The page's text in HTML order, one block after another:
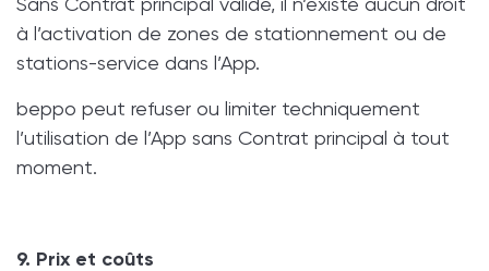
Sans Contrat principal valide, il n’existe aucun droit
à l’activation de zones de stationnement ou de
stations-service dans l’App.
beppo peut refuser ou limiter techniquement
l’utilisation de l’App sans Contrat principal à tout
moment.
9. Prix et coûts